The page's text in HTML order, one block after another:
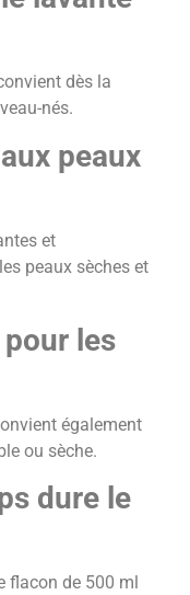
dès la
nés.
peaux
et
peaux sèches et
les
également
ou sèche.
dure le
flacon de 500 ml